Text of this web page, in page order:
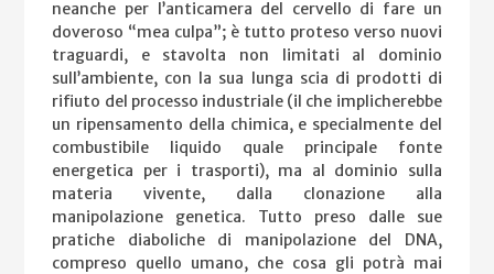
neanche per l’anticamera del cervello di fare un
doveroso “mea culpa”; è tutto proteso verso nuovi
traguardi, e stavolta non limitati al dominio
sull’ambiente, con la sua lunga scia di prodotti di
rifiuto del processo industriale (il che implicherebbe
un ripensamento della chimica, e specialmente del
combustibile liquido quale principale fonte
energetica per i trasporti), ma al dominio sulla
materia vivente, dalla clonazione alla
manipolazione genetica. Tutto preso dalle sue
pratiche diaboliche di manipolazione del DNA,
compreso quello umano, che cosa gli potrà mai